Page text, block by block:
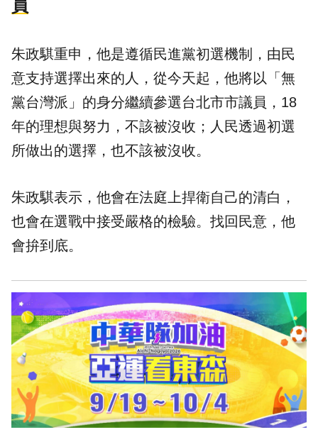
員
朱政騏重申，他是遵循民進黨初選機制，由民
意支持選擇出來的人，從今天起，他將以「無
黨台灣派」的身分繼續參選台北市市議員，18
年的理想與努力，不該被沒收；人民透過初選
所做出的選擇，也不該被沒收。
朱政騏表示，他會在法庭上捍衛自己的清白，
也會在選戰中接受嚴格的檢驗。找回民意，他
會拚到底。